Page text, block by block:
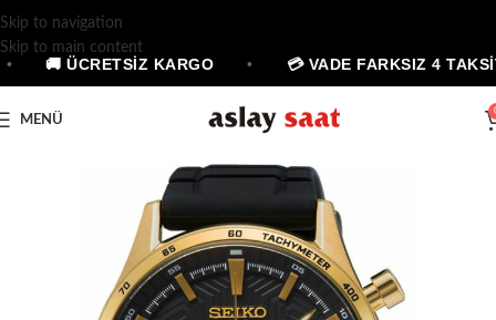
Skip to navigation
Skip to main content
🚚 ÜCRETSİZ KARGO 💳 VADE FARKSIZ 4 TAKSİT
MENÜ